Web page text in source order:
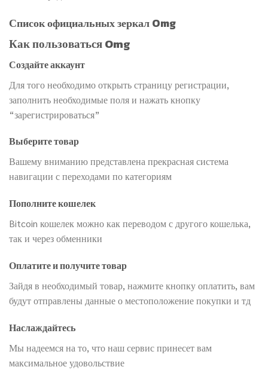
Список официальных зеркал Omg
Как пользоваться Omg
Создайте аккаунт
Для того необходимо открыть страницу регистрации,
заполнить необходимые поля и нажать кнопку
“зарегистрироваться”
Выберите товар
Вашему вниманию представлена прекрасная система
навигации с переходами по категориям
Пополните кошелек
Bitcoin кошелек можно как переводом с другого кошелька,
так и через обменники
Оплатите и получите товар
Зайдя в необходимый товар, нажмите кнопку оплатить, вам
будут отправлены данные о местоположение покупки и тд
Наслаждайтесь
Мы надеемся на то, что наш сервис принесет вам
максимальное удовольствие